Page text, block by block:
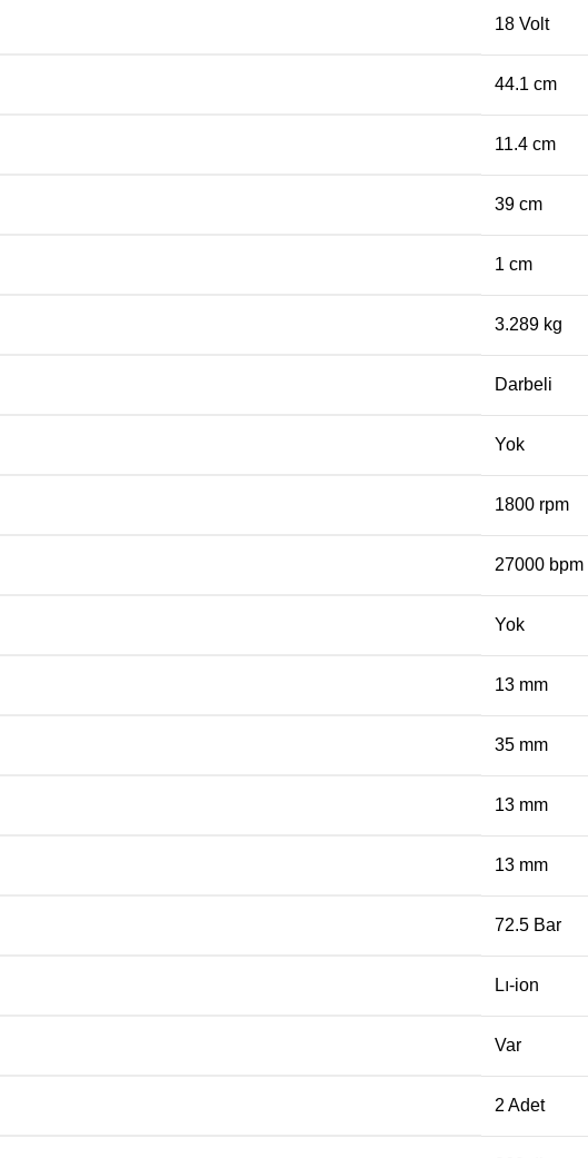
18 Volt
44.1 cm
11.4 cm
39 cm
1 cm
3.289 kg
Darbeli
Yok
1800 rpm
27000 bpm
Yok
13 mm
35 mm
13 mm
13 mm
72.5 Bar
Lı-ion
Var
2 Adet